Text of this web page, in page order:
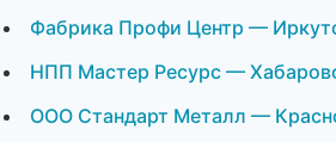
Фабрика Профи Центр —
НПП Мастер Ресурс —
ООО Стандарт Металл —